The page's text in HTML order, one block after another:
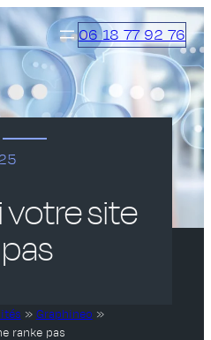
06 18 77 92 76
votre site
» Graphineo »
ranke pas